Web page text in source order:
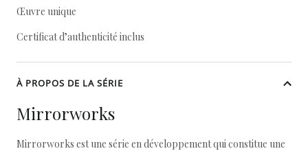
Œuvre unique
Certificat d’authenticité inclus
À PROPOS DE LA SÉRIE
Mirrorworks
Mirrorworks est une série en développement qui constitue une